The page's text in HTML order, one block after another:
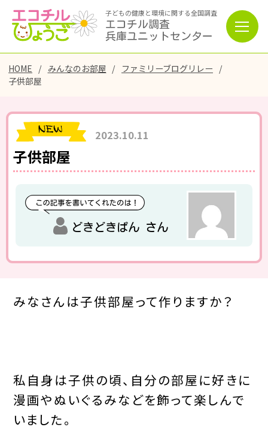
子どもの健康と環境に関する全国調査
エコチル調査
兵庫ユニットセンター
HOME みんなのお部屋
ファミリーブログリレー
子供部屋
2023.10.11
子供部屋
どきどきぱん さん
みなさんは子供部屋って作りますか？
私自身は子供の頃、自分の部屋に好きに
漫画やぬいぐるみなどを飾って楽しんで
いました。